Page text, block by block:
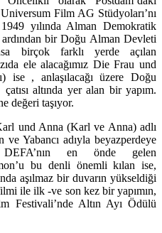
Film AG Stüdyoları’nı
yılında Alman Demokratik
bir Doğu Alman Devleti
birçok farklı yerde açılan
ele alacağımız Die Frau und
ise , anlaşılacağı üzere Doğu
altında yer alan bir yapım.
değeri taşıyor.
und Anna (Karl ve Anna) adlı
ve Yabancı adıyla beyazperdeye
en önde gelen
bu denli önemli kılan ise,
aşılmaz bir duvarın yükseldiği
ile ilk -ve son kez bir yapımın,
Festivali’nde Altın Ayı Ödülü